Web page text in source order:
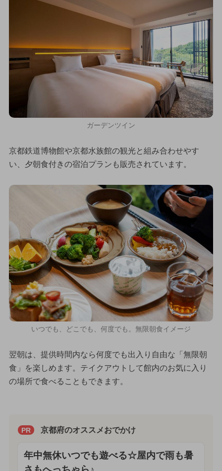
ガーデンツイン
京都鉄道博物館や京都水族館の観光と組み合わせやす
い、夕朝食付きの宿泊プランも販売されています。
いつでも、どこでも、何度でも。無限朝食イメージ
翌朝は、提供時間内なら何度でも出入り自由な「無限朝
食」を楽しめます。テイクアウトして館内のお気に入り
の場所で食べることもできます。
PR 京都府のオススメおでかけ
年中無休いつでも遊べる☆屋内で雨も暑